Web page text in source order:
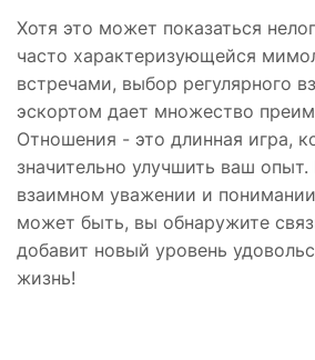
Хотя это может показаться
часто характеризующейся
встречами, выбор регулярного
эскортом дает множество
Отношения - это длинная игра,
значительно улучшить ваш
взаимном уважении и
может быть, вы обнаружите
добавит новый уровень
жизнь!